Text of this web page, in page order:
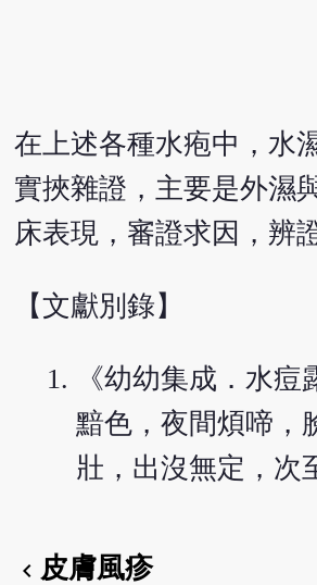
在上述各種水疱中，水
實挾雜證，主要是外濕
床表現，審證求因，辨
【文獻別錄】
《幼幼集成．水
黯色，夜間煩啼，
壯，出沒無定，次
chevron_left 皮膚風疹